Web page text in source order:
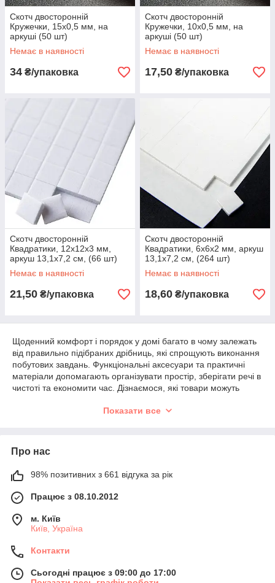
Скотч двосторонній
Кружечки, 15х0,5 мм, на
аркуші (50 шт)
Немає в наявності
34 ₴/упаковка
Скотч двосторонній
Кружечки, 10х0,5 мм, на
аркуші (50 шт)
Немає в наявності
17,50 ₴/упаковка
Скотч двосторонній
Квадратики, 12х12х3 мм,
аркуш 13,1х7,2 см, (66 шт)
Немає в наявності
21,50 ₴/упаковка
Скотч двосторонній
Квадратики, 6х6х2 мм, аркуш
13,1х7,2 см, (264 шт)
Немає в наявності
18,60 ₴/упаковка
Щоденний комфорт і порядок у домі багато в чому залежать
від правильно підібраних дрібниць, які спрощують виконання
побутових завдань. Функціональні аксесуари та практичні
матеріали допомагають організувати простір, зберігати речі в
чистоті та економити час. Дізнаємося, які товари можуть
Скотч— це один із найбільш універсальних матеріалів, який
головна функція — склеювання та закріплення, що робить
його корисним у багатьох ситуаціях:
подарунків, закріплення паперових елементів та
ремонту дрібних предметів.
Малярний скотч
слідів.
Показати все
Про нас
98% позитивних з 661 відгука за рік
Працює з 08.10.2012
м. Київ
Київ, Україна
Контакти
Сьогодні працює з 09:00 до 17:00